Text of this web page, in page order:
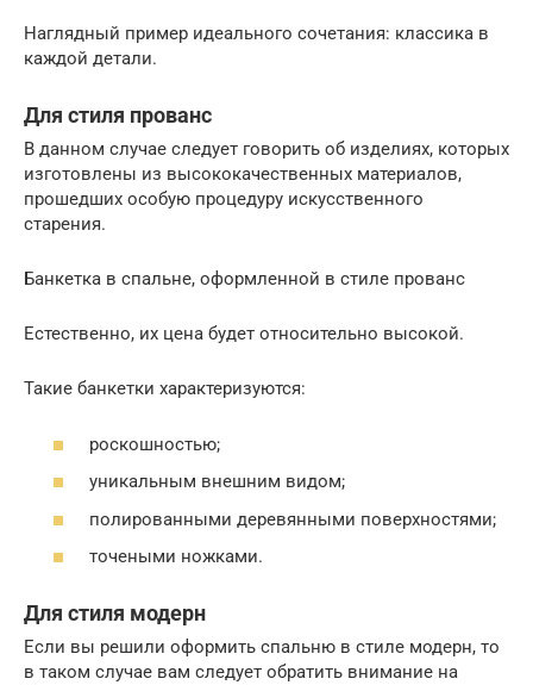
Наглядный пример идеального сочетания: классика в
каждой детали.
Для стиля прованс
В данном случае следует говорить об изделиях, которых
изготовлены из высококачественных материалов,
прошедших особую процедуру искусственного
старения.
Банкетка в спальне, оформленной в стиле прованс
Естественно, их цена будет относительно высокой.
Такие банкетки характеризуются:
роскошностью;
уникальным внешним видом;
полированными деревянными поверхностями;
точеными ножками.
Для стиля модерн
Если вы решили оформить спальню в стиле модерн, то
в таком случае вам следует обратить внимание на